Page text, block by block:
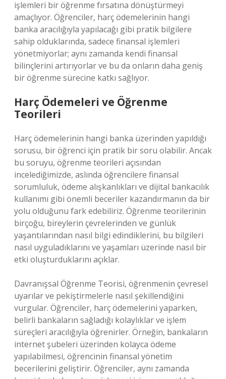
işlemleri bir öğrenme fırsatına dönüştürmeyi
amaçlıyor. Öğrenciler, harç ödemelerinin hangi
banka aracılığıyla yapılacağı gibi pratik bilgilere
sahip olduklarında, sadece finansal işlemleri
yönetmiyorlar; aynı zamanda kendi finansal
bilinçlerini artırıyorlar ve bu da onların daha geniş
bir öğrenme sürecine katkı sağlıyor.
Harç Ödemeleri ve Öğrenme
Teorileri
Harç ödemelerinin hangi banka üzerinden yapıldığı
sorusu, bir öğrenci için pratik bir soru olabilir. Ancak
bu soruyu, öğrenme teorileri açısından
incelediğimizde, aslında öğrencilere finansal
sorumluluk, ödeme alışkanlıkları ve dijital bankacılık
kullanımı gibi önemli beceriler kazandırmanın da bir
yolu olduğunu fark edebiliriz. Öğrenme teorilerinin
birçoğu, bireylerin çevrelerinden ve günlük
yaşantılarından nasıl bilgi edindiklerini, bu bilgileri
nasıl uyguladıklarını ve yaşamları üzerinde nasıl bir
etki oluşturduklarını açıklar.
Davranışsal Öğrenme Teorisi, öğrenmenin çevresel
uyarılar ve pekiştirmelerle nasıl şekillendiğini
vurgular. Öğrenciler, harç ödemelerini yaparken,
belirli bankaların sağladığı kolaylıklar ve işlem
süreçleri aracılığıyla öğrenirler. Örneğin, bankaların
internet şubeleri üzerinden kolayca ödeme
yapılabilmesi, öğrencinin finansal yönetim
becerilerini geliştirir. Öğrenciler, aynı zamanda